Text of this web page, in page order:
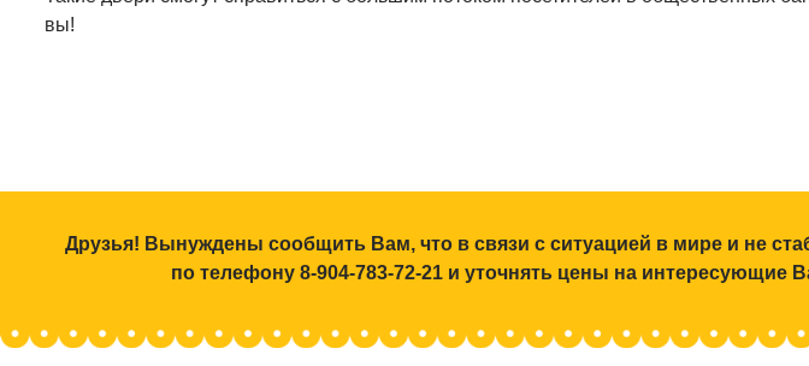
вы!
Друзья! Вынуждены сообщить Вам, что в связи с ситуацией в мире и не
по телефону 8-904-783-72-21 и уточнять цены на интересующие